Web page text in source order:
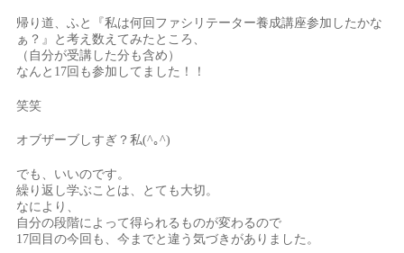
帰り道、ふと『私は何回ファシリテーター養成講座参加したかな
ぁ？』と考え数えてみたところ、
（自分が受講した分も含め）
なんと17回も参加してました！！
笑笑
オブザーブしすぎ？私(^｡^)
でも、いいのです。
繰り返し学ぶことは、とても大切。
なにより、
自分の段階によって得られるものが変わるので
17回目の今回も、今までと違う気づきがありました。